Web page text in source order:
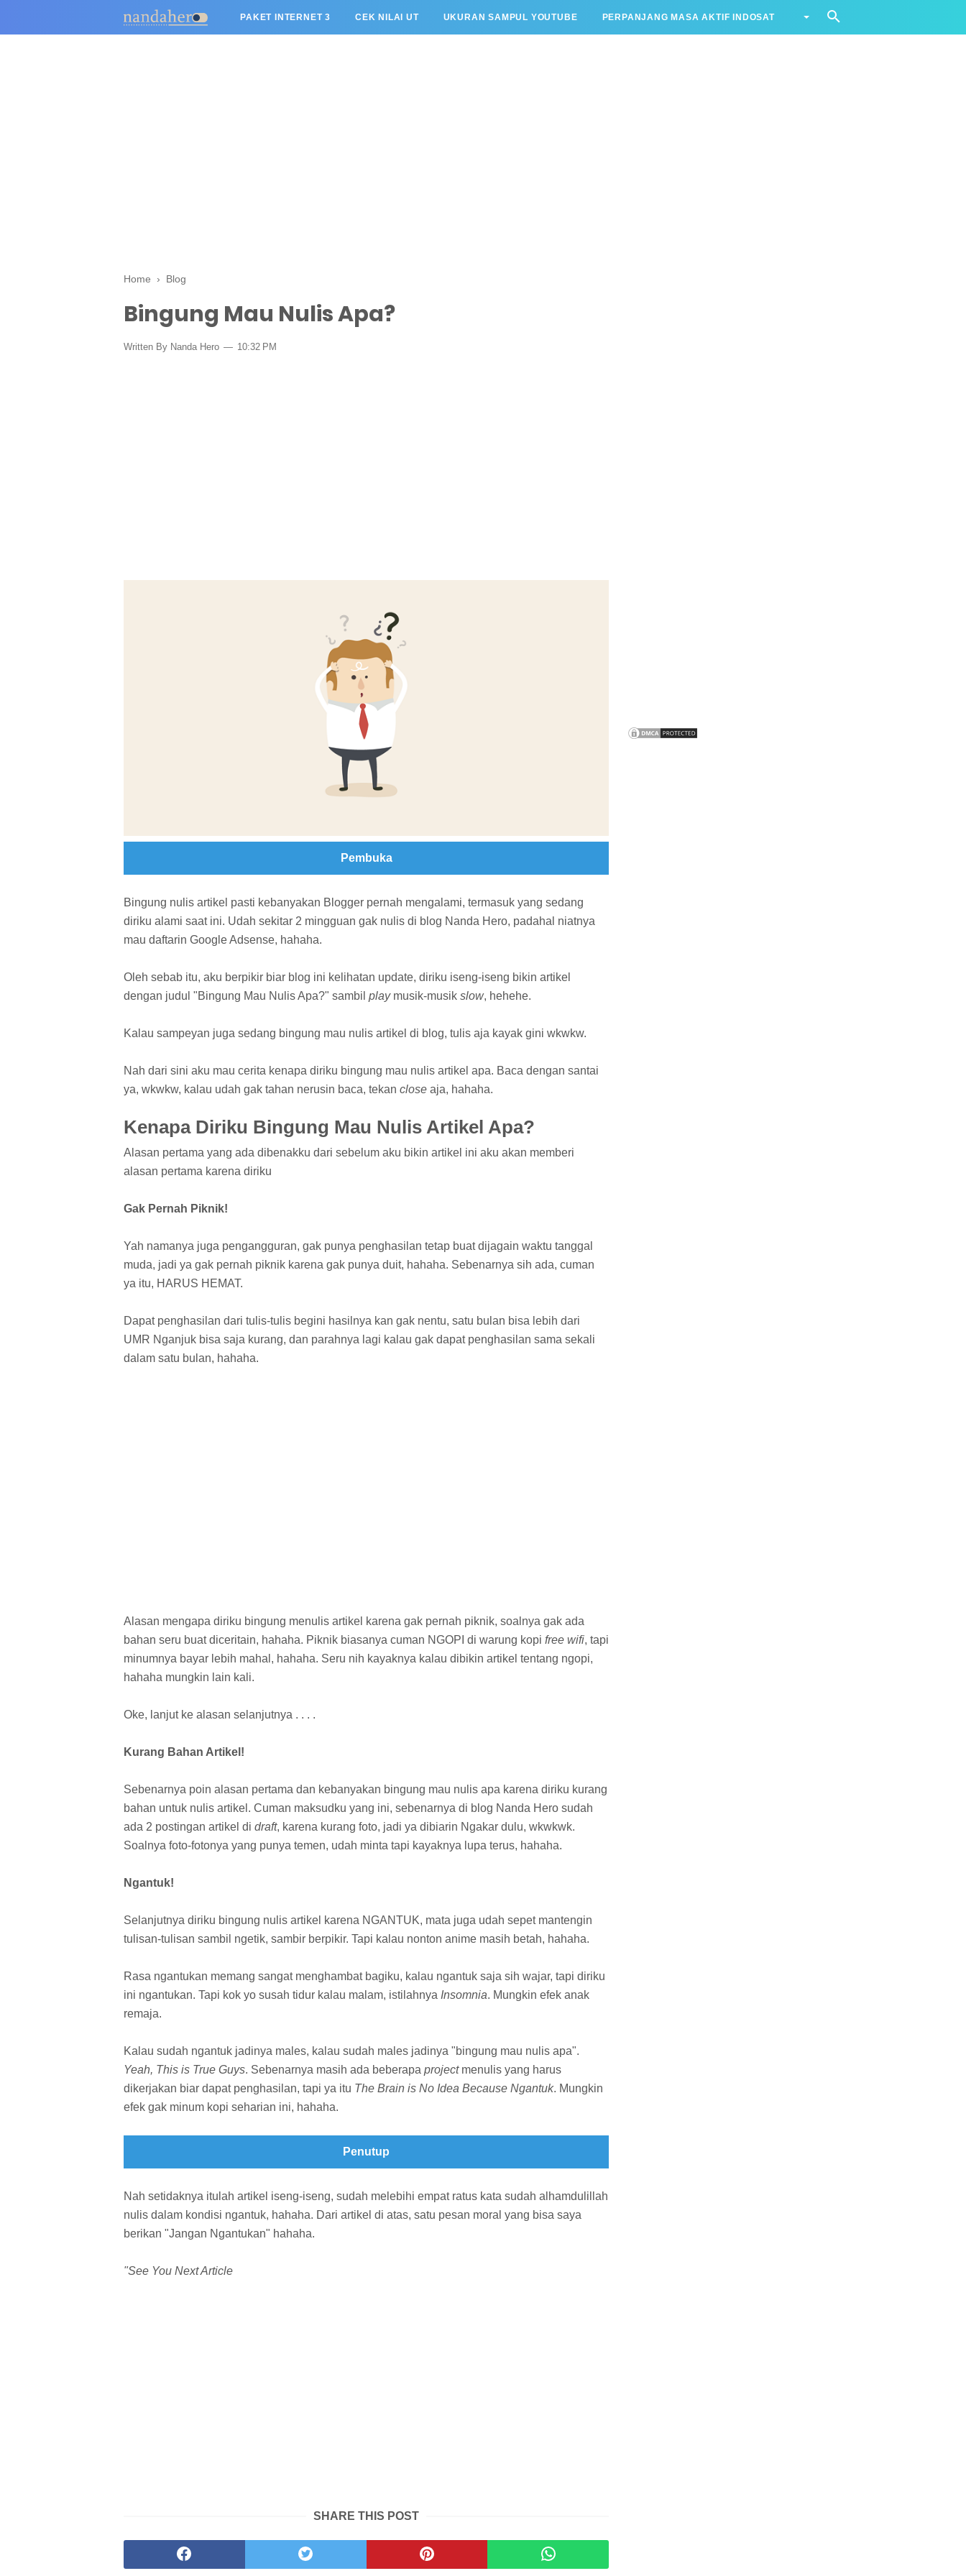
PAKET INTERNET 3 CEK NILAI UT UKURAN SAMPUL YOUTUBE PERPANJANG MASA AKTIF INDOSAT
Home › Blog
Bingung Mau Nulis Apa?
Written By Nanda Hero 10:32 PM
Pembuka
Bingung nulis artikel pasti kebanyakan Blogger pernah mengalami, termasuk yang sedang
diriku alami saat ini. Udah sekitar 2 mingguan gak nulis di blog Nanda Hero, padahal niatnya
mau daftarin Google Adsense, hahaha.
Oleh sebab itu, aku berpikir biar blog ini kelihatan update, diriku iseng-iseng bikin artikel
dengan judul "Bingung Mau Nulis Apa?" sambil playmusik-musik slow, hehehe.
Kalau sampeyan juga sedang bingung mau nulis artikel di blog, tulis aja kayak gini wkwkw.
Nah dari sini aku mau cerita kenapa diriku bingung mau nulis artikel apa. Baca dengan santai
ya, wkwkw, kalau udah gak tahan nerusin baca, tekan close aja, hahaha.
Kenapa Diriku Bingung Mau Nulis Artikel Apa?
Alasan pertama yang ada dibenakku dari sebelum aku bikin artikel ini aku akan memberi
alasan pertama karena diriku
Gak Pernah Piknik!
Yah namanya juga pengangguran, gak punya penghasilan tetap buat dijagain waktu tanggal
muda, jadi ya gak pernah piknik karena gak punya duit, hahaha. Sebenarnya sih ada, cuman
ya itu, HARUS HEMAT.
Dapat penghasilan dari tulis-tulis begini hasilnya kan gak nentu, satu bulan bisa lebih dari
UMR Nganjuk bisa saja kurang, dan parahnya lagi kalau gak dapat penghasilan sama sekali
dalam satu bulan, hahaha.
Alasan mengapa diriku bingung menulis artikel karena gak pernah piknik, soalnya gak ada
bahan seru buat diceritain, hahaha. Piknik biasanya cuman NGOPI di warung kopi free wifi, tapi
minumnya bayar lebih mahal, hahaha. Seru nih kayaknya kalau dibikin artikel tentang ngopi,
hahaha mungkin lain kali.
Oke, lanjut ke alasan selanjutnya . . . .
Kurang Bahan Artikel!
Sebenarnya poin alasan pertama dan kebanyakan bingung mau nulis apa karena diriku kurang
bahan untuk nulis artikel. Cuman maksudku yang ini, sebenarnya di blog Nanda Hero sudah
ada 2 postingan artikel di draft, karena kurang foto, jadi ya dibiarin Ngakar dulu, wkwkwk.
Soalnya foto-fotonya yang punya temen, udah minta tapi kayaknya lupa terus, hahaha.
Ngantuk!
Selanjutnya diriku bingung nulis artikel karena NGANTUK, mata juga udah sepet mantengin
tulisan-tulisan sambil ngetik, sambir berpikir. Tapi kalau nonton anime masih betah, hahaha.
Rasa ngantukan memang sangat menghambat bagiku, kalau ngantuk saja sih wajar, tapi diriku
ini ngantukan. Tapi kok yo susah tidur kalau malam, istilahnya Insomnia. Mungkin efek anak
remaja.
Kalau sudah ngantuk jadinya males, kalau sudah males jadinya "bingung mau nulis apa".
Yeah, This is True Guys. Sebenarnya masih ada beberapa projectmenulis yang harus
dikerjakan biar dapat penghasilan, tapi ya itu The Brain is No Idea Because Ngantuk. Mungkin
efek gak minum kopi seharian ini, hahaha.
Penutup
Nah setidaknya itulah artikel iseng-iseng, sudah melebihi empat ratus kata sudah alhamdulillah
nulis dalam kondisi ngantuk, hahaha. Dari artikel di atas, satu pesan moral yang bisa saya
berikan "Jangan Ngantukan" hahaha.
"See You Next Article
SHARE THIS POST